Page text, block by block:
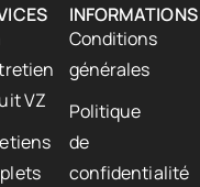
VZ
INFORMATIONS
Conditions
générales
Politique
de
confidentialité